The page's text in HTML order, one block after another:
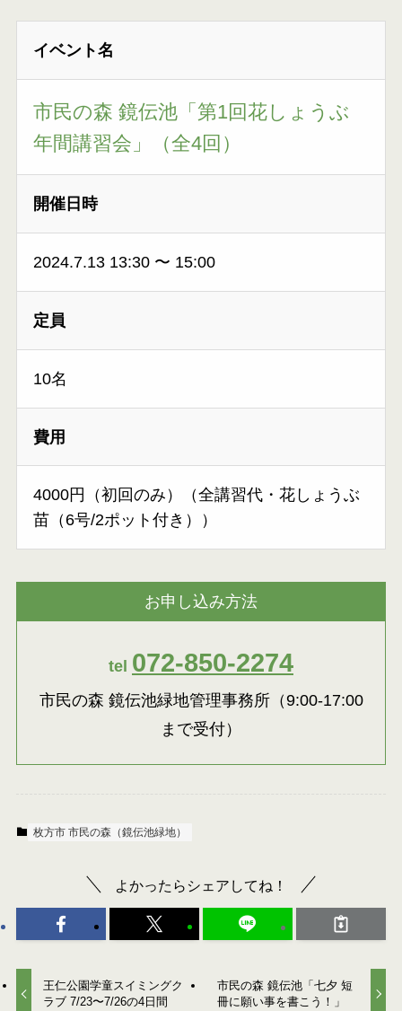
イベント名
市民の森 鏡伝池「第1回花しょうぶ
年間講習会」（全4回）
開催日時
2024.7.13 13:30〜 15:00
定員
10名
費用
4000円（初回のみ）（全講習代・花しょうぶ
苗（6号/2ポット付き））
お申し込み方法
tel 072-850-2274
市民の森 鏡伝池緑地管理事務所（9:00-17:00
まで受付）
枚方市 市民の森（鏡伝池緑地）
よかったらシェアしてね！
王仁公園学童スイミングク
ラブ 7/23〜7/26の4日間
市民の森 鏡伝池「七夕 短
冊に願い事を書こう！」